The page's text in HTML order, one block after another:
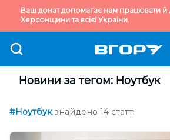
Ваш донат допомагає нам працювати й
Херсонщини та всієї України.
Новини за тегом: Ноутбук
#Ноутбук знайдено 14 статті